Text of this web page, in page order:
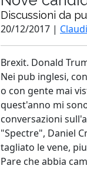
Discussioni da
20/12/2017 |
Brexit. Donald
Nei pub inglesi,
o con gente mai
quest'anno mi
conversazioni
"Spectre", Daniel
tagliato le vene,
Pare che abbia